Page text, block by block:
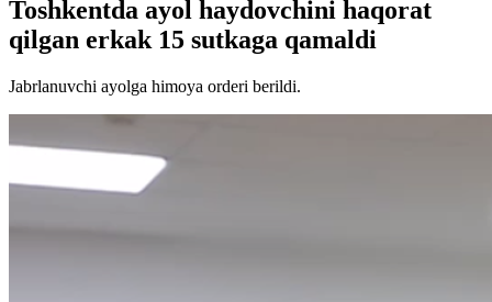
Toshkentda ayol haydovchini haqorat
qilgan erkak 15 sutkaga qamaldi
Jabrlanuvchi ayolga himoya orderi berildi.